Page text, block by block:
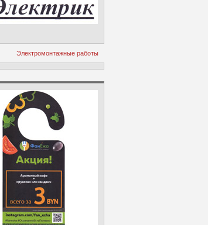
Электромонтажные работы